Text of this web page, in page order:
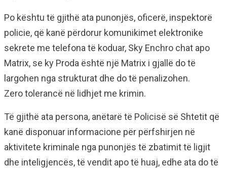
Po kështu të gjithë ata punonjës, oficerë, inspektorë
policie, që kanë përdorur komunikimet elektronike
sekrete me telefona të koduar, Sky Enchro chat apo
Matrix, se ky Proda është një Matrix i gjallë do të
largohen nga strukturat dhe do të penalizohen.
Zero tolerancë në lidhjet me krimin.
Të gjithë ata persona, anëtarë të Policisë së Shtetit që
kanë disponuar informacione për përfshirjen në
aktivitete kriminale nga punonjës të zbatimit të ligjit
dhe inteligjencës, të vendit apo të huaj, edhe ata do të